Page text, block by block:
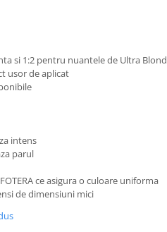
si 1:2 pentru nuantele de Ultra Blond
usor de aplicat
intens
parul
ce asigura o culoare uniforma
de dimensiuni mici